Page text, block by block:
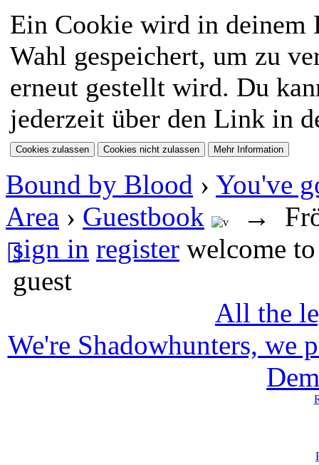
Ein Cookie wird in deinem
Wahl gespeichert, um zu
erneut gestellt wird. Du
jederzeit über den Link in
Bound by Blood › You've
Area › Guestbook →
sign in register welcome
guest
All the
We're Shadowhunters, we